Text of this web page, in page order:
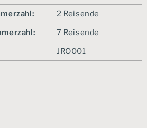
2 Reisende
7 Reisende
JRO001